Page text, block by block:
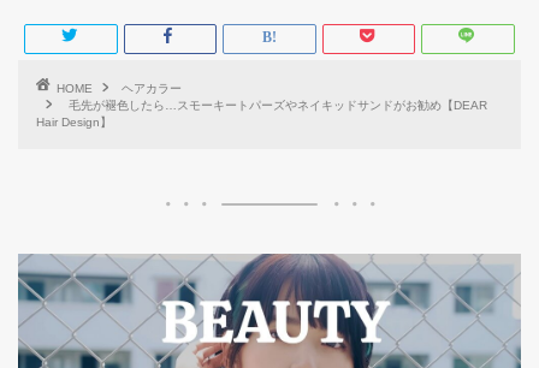
HOME
ヘアカラー
毛先が褪色したら…スモーキートパーズやネイキッドサンドがお勧め【DEAR
Hair Design】